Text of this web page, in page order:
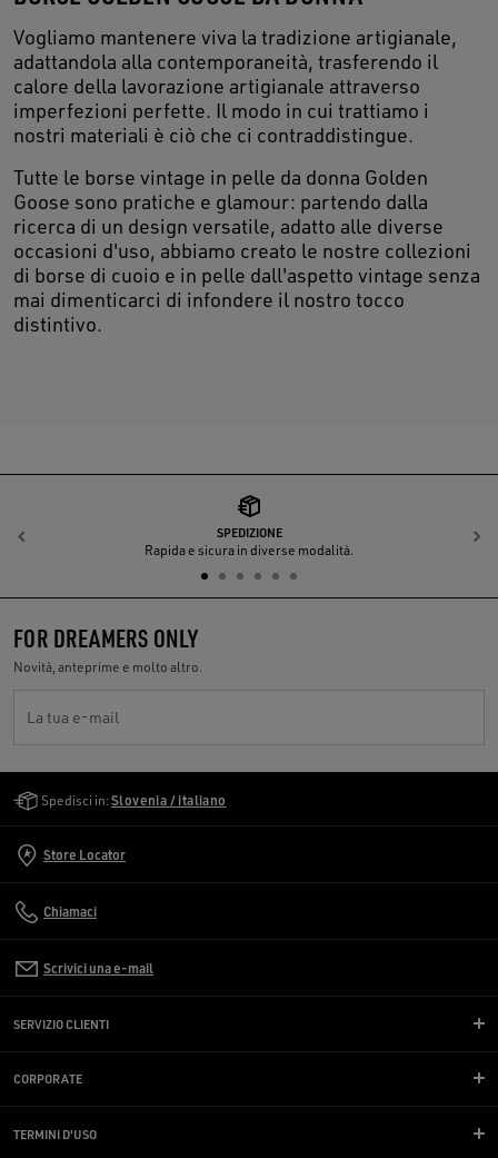
Vogliamo mantenere viva la tradizione artigianale,
adattandola alla contemporaneità, trasferendo il
calore della lavorazione artigianale attraverso
imperfezioni perfette. Il modo in cui trattiamo i
nostri materiali è ciò che ci contraddistingue.
Tutte le borse vintage in pelle da donna Golden
Goose sono pratiche e glamour: partendo dalla
ricerca di un design versatile, adatto alle diverse
occasioni d'uso, abbiamo creato le nostre collezioni
di borse di cuoio e in pelle dall'aspetto vintage senza
mai dimenticarci di infondere il nostro tocco
distintivo.
SPEDIZIONE
Rapida e sicura in diverse modalità.
Indietro
FOR DREAMERS ONLY
Novità, anteprime e molto altro.
La tua e-mail
Spedisci in: Slovenia / italiano
Store Locator
Chiamaci
Scrivici una e-mail
SERVIZIO CLIENTI
CORPORATE
TERMINI D'USO